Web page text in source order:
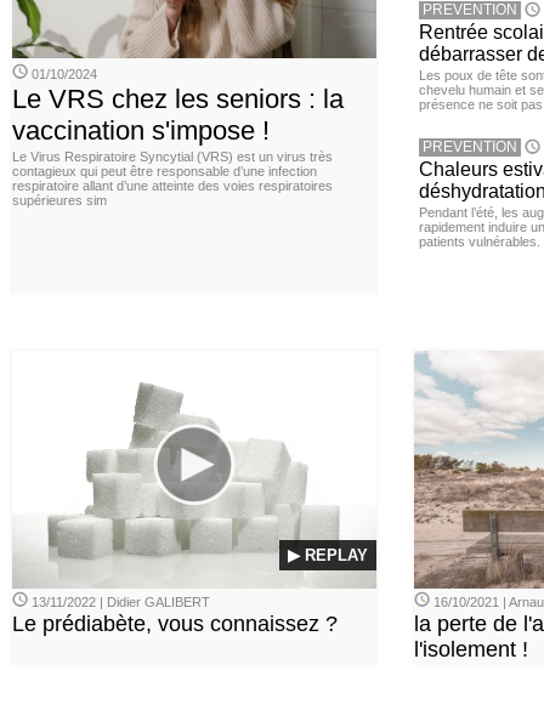
01/10/2024
Le VRS chez les seniors : la
vaccination s'impose !
Le Virus Respiratoire Syncytial (VRS) est un virus très
contagieux qui peut être responsable d’une infection
respiratoire allant d’une atteinte des voies respiratoires
supérieures sim
PREVENTION
Rentrée
débarrasser
Les poux de tête
chevelu humain et
présence ne soit
PREVENTION
Chaleurs
Pendant l’été, les
rapidement induire
patients
▶ REPLAY
13/11/2022 | Didier GALIBERT
Le prédiabète, vous connaissez ?
16/10/2021 |
la perte de
l'isolement !